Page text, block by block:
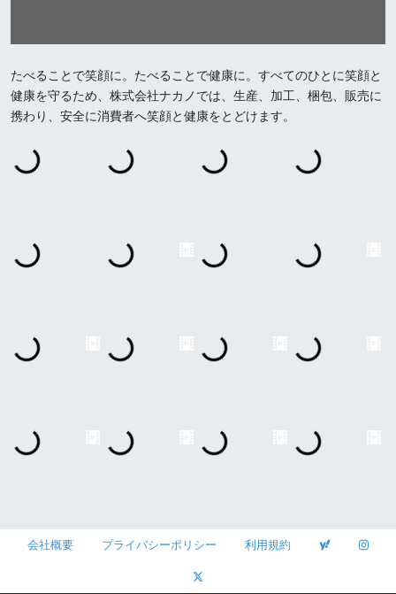
たべることで笑顔に。たべることで健康に。すべてのひとに笑顔と
健康を守るため、株式会社ナカノでは、生産、加工、梱包、販売に
携わり、安全に消費者へ笑顔と健康をとどけます。
会社概要 プライバシーポリシー 利用規約